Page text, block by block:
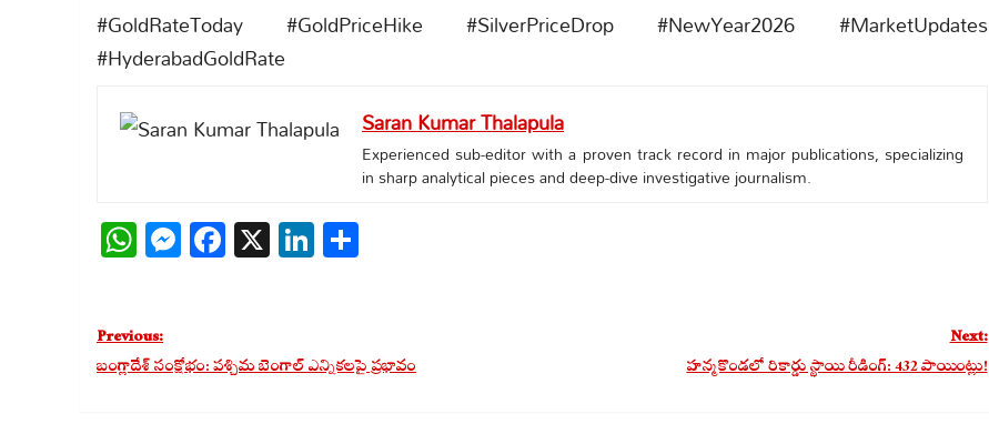
#GoldRateToday #GoldPriceHike #SilverPriceDrop #NewYear2026 #MarketUpdates
#HyderabadGoldRate
Saran Kumar Thalapula
Experienced sub-editor with a proven track record in major publications, specializing
in sharp analytical pieces and deep-dive investigative journalism.
WhatsApp
Messenger
Facebook
X LinkedIn
Post
navigation
Previous:
బంగ్లాదేశ్ సంక్షోభం: పశ్చిమ బెంగాల్ ఎన్నికలపై ప్రభావం
Next:
హన్మకొండలో రికార్డు స్థాయి రీడింగ్: 432 పాయింట్లు!